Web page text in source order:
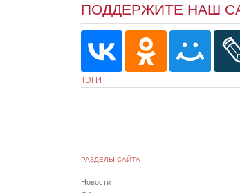
ПОДДЕРЖИТЕ НАШ
ТЭГИ
РАЗДЕЛЫ САЙТА
Новости